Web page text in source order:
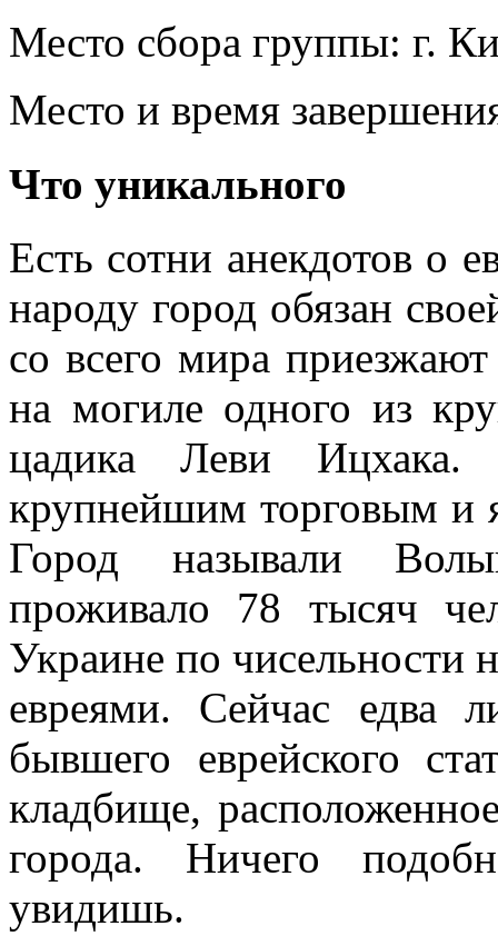
Место сбора группы: г.
Место и время
Что уникального
Есть сотни анекдотов о
народу город обязан
со всего мира
на могиле одного из
цадика Леви Ицхака.
крупнейшим торговым и
Город называли
проживало 78 тысяч
Украине по чисельности
евреями.
Сейчас едва
бывшего еврейского
кладбище,
города.
Ничего
увидишь.